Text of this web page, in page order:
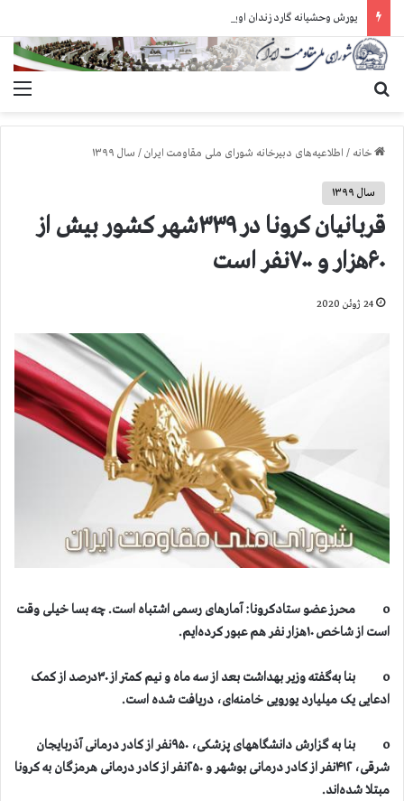
یورش وحشیانه گارد زندان اوین به سالن ۵ بند ۷ و ضرب و شتم زندانیان
خانه / اطلاعیه‌های دبیرخانه شورای ملی مقاومت ایران/ سال ۱۳۹۹
سال ۱۳۹۹
قربانیان کرونا در ۳۳۹شهر کشور بیش از
۶۰هزار و ۷۰۰نفر است
24 ژوئن 2020
o محرز عضو ستادکرونا: آمارهای رسمی اشتباه است. چه بسا خیلی وقت
است از شاخص ۱۰هزار نفر هم عبور کرده‌ایم.
o بنا به‌گفته وزیر بهداشت بعد از سه ماه و نیم کمتر از ۳۰درصد از کمک
ادعایی یک میلیارد یورویی خامنه‌ای، دریافت شده است.
o بنا به گزارش دانشگاههای پزشکی، ۹۵۰نفر از کادر درمانی آذربایجان
شرقی، ۴۱۲نفر از کادر درمانی بوشهر و ۲۵۰نفر از کادر درمانی هرمزگان به کرونا
مبتلا شده‌اند.